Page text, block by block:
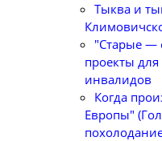
Тыква и
"Старые —
проекты
инвалидов
Когда
Европы"